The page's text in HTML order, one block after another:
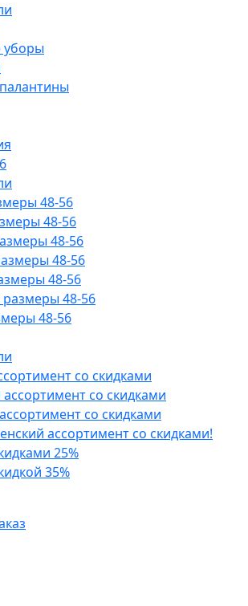
уборы
48-56
48-56
48-56
48-56
48-56
48-56
48-56
со скидками
со скидками
со скидками
ассортимент со скидками!
25%
35%